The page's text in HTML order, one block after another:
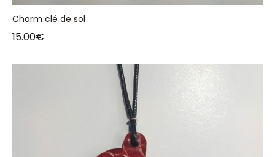
Charm clé de sol
15.00€